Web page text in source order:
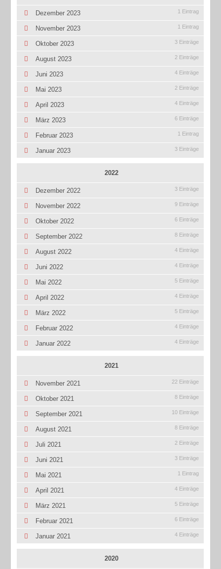
Dezember 2023 1 Eintrag
November 2023 1 Eintrag
Oktober 2023 3 Einträge
August 2023 2 Einträge
Juni 2023 4 Einträge
Mai 2023 2 Einträge
April 2023 4 Einträge
März 2023 6 Einträge
Februar 2023 1 Eintrag
Januar 2023 3 Einträge
2022
Dezember 2022 3 Einträge
November 2022 9 Einträge
Oktober 2022 6 Einträge
September 2022 8 Einträge
August 2022 4 Einträge
Juni 2022 4 Einträge
Mai 2022 5 Einträge
April 2022 4 Einträge
März 2022 5 Einträge
Februar 2022 4 Einträge
Januar 2022 4 Einträge
2021
November 2021 22 Einträge
Oktober 2021 8 Einträge
September 2021 10 Einträge
August 2021 8 Einträge
Juli 2021 2 Einträge
Juni 2021 3 Einträge
Mai 2021 1 Eintrag
April 2021 4 Einträge
März 2021 5 Einträge
Februar 2021 6 Einträge
Januar 2021 4 Einträge
2020